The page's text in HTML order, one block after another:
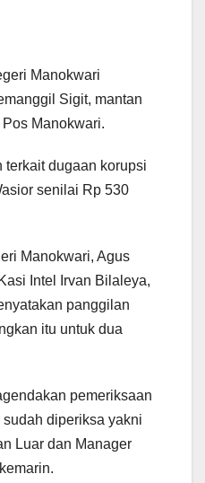
Manokwari
Sigit, mantan
Manokwari.
dugaan korupsi
senilai Rp 530
Manokwari, Agus
Intel Irvan Bilaleya,
panggilan
itu untuk dua
pemeriksaan
diperiksa yakni
Luar dan Manager